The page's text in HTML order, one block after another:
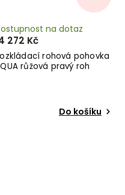
rohová pohovka
růžová pravý roh
na dotaz
272 Kč
Do košíku